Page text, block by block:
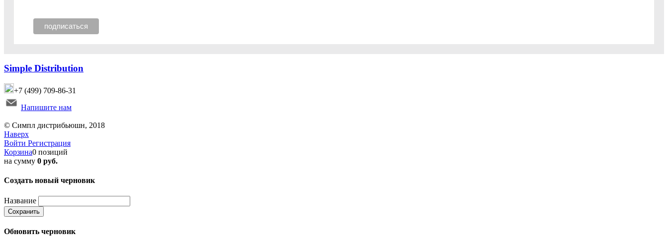
Simple Distribution
+7 (499) 709-86-31
Напишите нам
© Симпл дистрибьюшн, 2018
Наверх
Войти Регистрация
Корзина0 позиций
на сумму 0 руб.
Создать новый черновик
Название
Сохранить
Обновить черновик